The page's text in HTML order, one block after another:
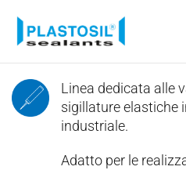
Linea dedicata alle
sigillature elastiche
industriale.
Adatto per le